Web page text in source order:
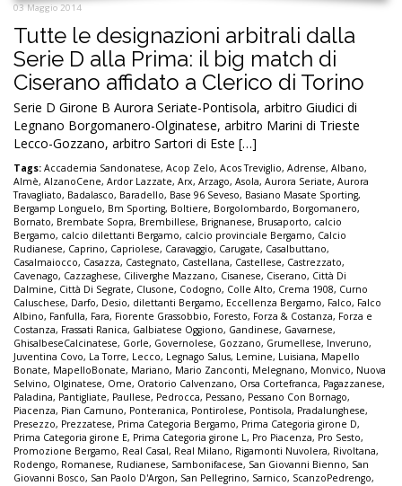
03 Maggio 2014
Tutte le designazioni arbitrali dalla
Serie D alla Prima: il big match di
Ciserano affidato a Clerico di Torino
Serie D Girone B Aurora Seriate-Pontisola, arbitro Giudici di
Legnano Borgomanero-Olginatese, arbitro Marini di Trieste
Lecco-Gozzano, arbitro Sartori di Este […]
Tags: Accademia Sandonatese, Acop Zelo, Acos Treviglio, Adrense, Albano,
Almè, AlzanoCene, Ardor Lazzate, Arx, Arzago, Asola, Aurora Seriate, Aurora
Travagliato, Badalasco, Baradello, Base 96 Seveso, Basiano Masate Sporting,
Bergamp Longuelo, Bm Sporting, Boltiere, Borgolombardo, Borgomanero,
Bornato, Brembate Sopra, Brembillese, Brignanese, Brusaporto, calcio
Bergamo, calcio dilettanti Bergamo, calcio provinciale Bergamo, Calcio
Rudianese, Caprino, Capriolese, Caravaggio, Carugate, Casalbuttano,
Casalmaiocco, Casazza, Castegnato, Castellana, Castellese, Castrezzato,
Cavenago, Cazzaghese, Ciliverghe Mazzano, Cisanese, Ciserano, Città Di
Dalmine, Città Di Segrate, Clusone, Codogno, Colle Alto, Crema 1908, Curno
Caluschese, Darfo, Desio, dilettanti Bergamo, Eccellenza Bergamo, Falco, Falco
Albino, Fanfulla, Fara, Fiorente Grassobbio, Foresto, Forza & Costanza, Forza e
Costanza, Frassati Ranica, Galbiatese Oggiono, Gandinese, Gavarnese,
GhisalbeseCalcinatese, Gorle, Governolese, Gozzano, Grumellese, Inveruno,
Juventina Covo, La Torre, Lecco, Legnago Salus, Lemine, Luisiana, Mapello
Bonate, MapelloBonate, Mariano, Mario Zanconti, Melegnano, Monvico, Nuova
Selvino, Olginatese, Ome, Oratorio Calvenzano, Orsa Cortefranca, Pagazzanese,
Paladina, Pantigliate, Paullese, Pedrocca, Pessano, Pessano Con Bornago,
Piacenza, Pian Camuno, Ponteranica, Pontirolese, Pontisola, Pradalunghese,
Presezzo, Prezzatese, Prima Categoria Bergamo, Prima Categoria girone D,
Prima Categoria girone E, Prima Categoria girone L , Pro Piacenza, Pro Sesto,
Promozione Bergamo, Real Casal, Real Milano, Rigamonti Nuvolera, Rivoltana,
Rodengo, Romanese, Rudianese, Sambonifacese, San Giovanni Bienno, San
Giovanni Bosco, San Paolo D'Argon, San Pellegrino, Sarnico, ScanzoPedrengo,